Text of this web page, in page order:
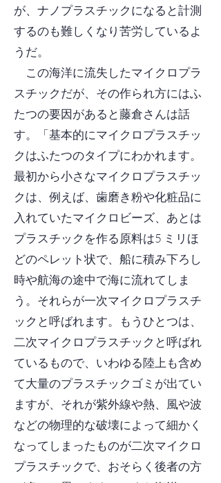
が、ナノプラスチックになると計測
するのも難しくなり苦労しているよ
うだ。
この海洋に流失したマイクロプラ
スチックだが、その作られ方にはふ
たつの要因があると藤倉さんは話
す。「基本的にマイクロプラスチッ
クはふたつのタイプにわかれます。
最初から小さなマイクロプラスチッ
クは、例えば、歯磨き粉や化粧品に
入れていたマイクロビーズ、あとは
プラスチックを作る原料は5 ミリほ
どのペレット状で、船に積み下ろし
時や航海の途中で海に流れてしま
う。それらが一次マイクロプラスチ
ックと呼ばれます。もうひとつは、
二次マイクロプラスチックと呼ばれ
ているもので、いわゆる陸上も含め
て大量のプラスチックゴミが出てい
ますが、それが紫外線や熱、風や波
などの物理的な破壊によって細かく
なってしまったものが二次マイクロ
プラスチックで、おそらく後者の方